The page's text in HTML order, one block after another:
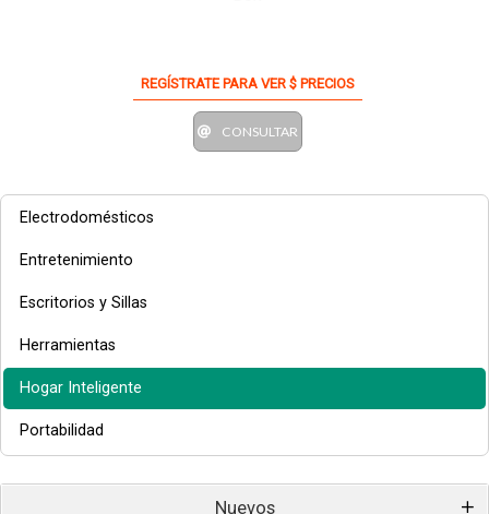
Electrodomésticos
Entretenimiento
Escritorios y Sillas
Herramientas
Hogar Inteligente
Portabilidad
Nuevos
REGÍSTRATE PARA VER $ PRECIOS
CONSULTAR